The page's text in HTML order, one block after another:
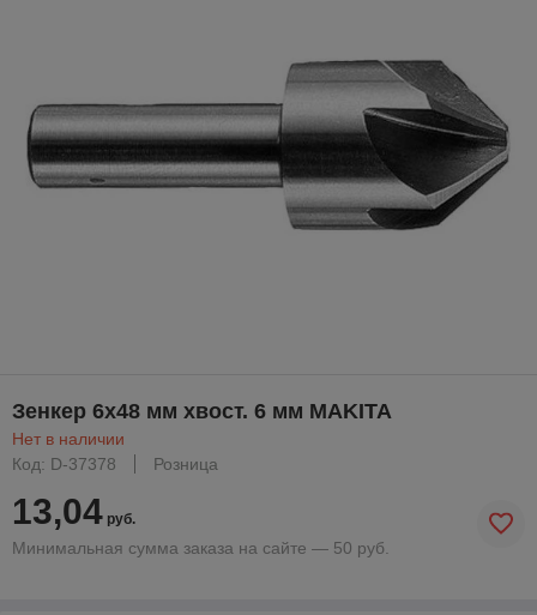
Зенкер 6х48 мм хвост. 6 мм MAKITA
Нет в наличии
Код: D-37378
Розница
13,04 руб.
Минимальная сумма заказа на сайте — 50 руб.